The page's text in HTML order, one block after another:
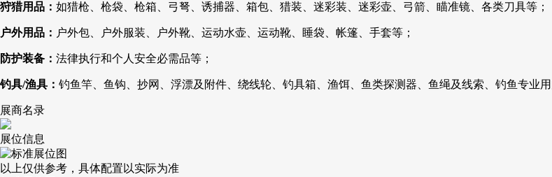
狩猎用品： 如猎枪、枪袋、枪箱、弓弩、诱捕器、箱包、猎装、迷彩装、迷彩壶、弓箭、瞄准镜、各类刀具等；
户外用品： 户外包、户外服装、户外靴、运动水壶、运动靴、睡袋、帐篷、手套等；
防护装备： 法律执行和个人安全必需品等；
钓具/渔具： 钓鱼竿、鱼钩、抄网、浮漂及附件、绕线轮、钓具箱、渔饵、鱼类探测器、鱼绳及线索、钓鱼专业
展商名录
展位信息
以上仅供参考，具体配置以实际为准